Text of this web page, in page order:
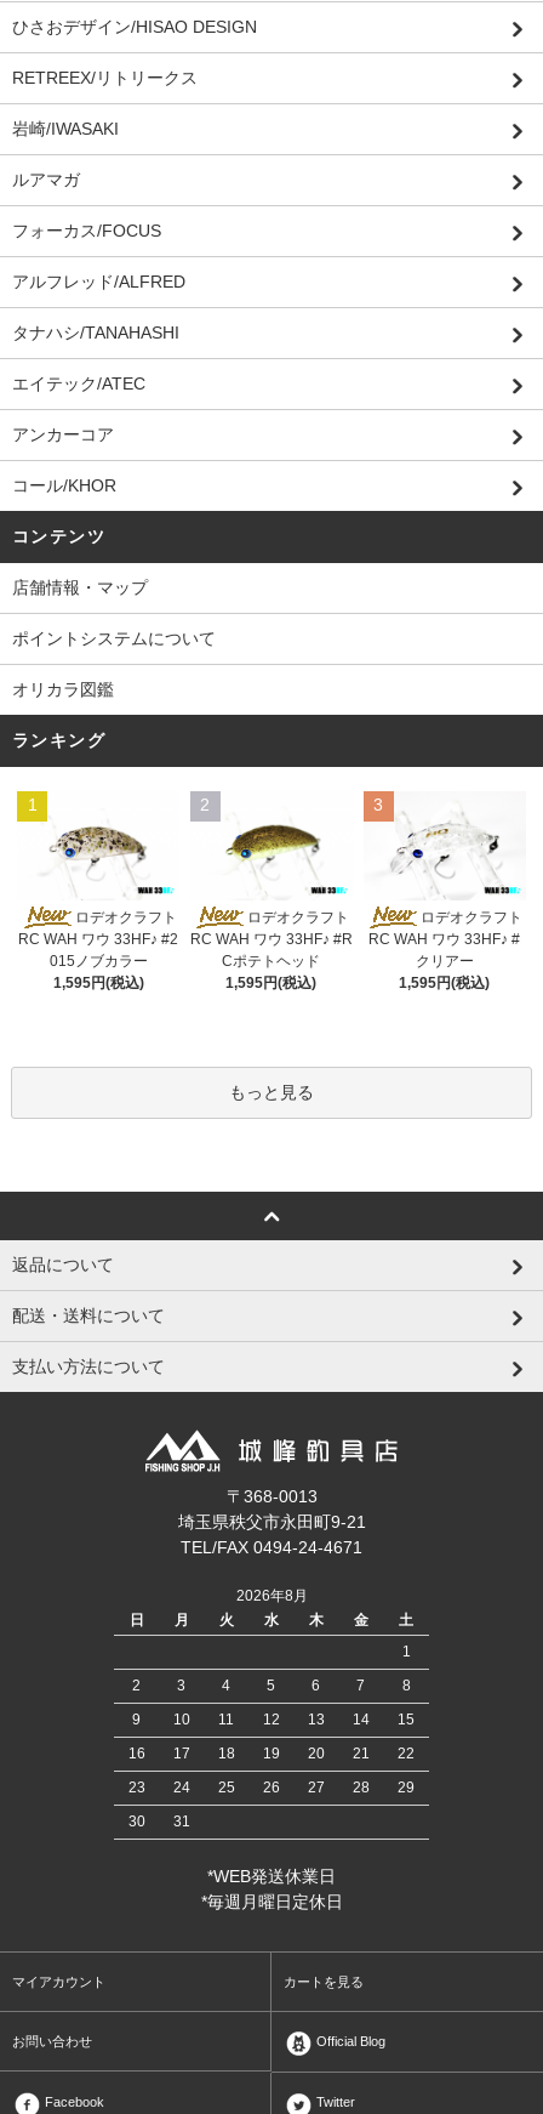
ひさおデザイン/HISAO DESIGN
RETREEX/リトリークス
岩崎/IWASAKI
ルアマガ
フォーカス/FOCUS
アルフレッド/ALFRED
タナハシ/TANAHASHI
エイテック/ATEC
アンカーコア
コール/KHOR
コンテンツ
店舗情報・マップ
ポイントシステムについて
オリカラ図鑑
ランキング
1
ロデオクラフト
RC WAH ワウ 33HF♪ #2
015ノブカラー
1,595円(税込)
2
ロデオクラフト
RC WAH ワウ 33HF♪ #R
Cポテトヘッド
1,595円(税込)
3
ロデオクラフト
RC WAH ワウ 33HF♪ #
クリアー
1,595円(税込)
もっと見る
返品について
配送・送料について
支払い方法について
〒368-0013
埼玉県秩父市永田町9-21
TEL/FAX 0494-24-4671
2026年8月
日
月 火 水 木 金
土
1
2
3 4 5 6 7
8
9
10 11 12 13 14
15
16
17 18 19 20 21
22
23
24 25 26 27 28
29
30
31
*WEB発送休業日
*毎週月曜日定休日
マイアカウント カートを見る
お問い合わせ Official Blog
Facebook Twitter